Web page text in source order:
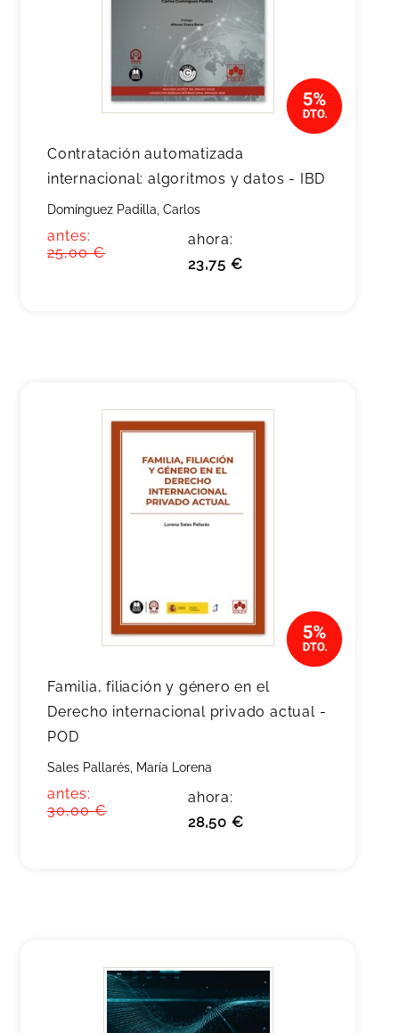
Contratación automatizada
internacional: algoritmos y datos - IBD
Domínguez Padilla, Carlos
antes:
25,00 €
ahora:
23,75 €
Familia, filiación y género en el
Derecho internacional privado actual -
POD
Sales Pallarés, María Lorena
antes:
30,00 €
ahora:
28,50 €